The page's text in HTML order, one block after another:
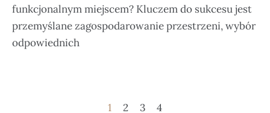
funkcjonalnym miejscem? Kluczem do sukcesu jest
przemyślane zagospodarowanie przestrzeni, wybór
odpowiednich
1 2 3 4